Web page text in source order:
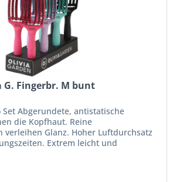
G. Fingerbr. M bunt
Set Abgerundete, antistatische
die Kopfhaut. Reine
verleihen Glanz. Hoher Luftdurchsatz
Extrem leicht und